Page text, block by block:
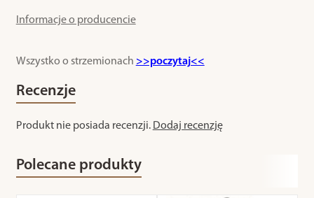
Informacje o producencie
Wszystko o strzemionach >>poczytaj<<
Recenzje
Produkt nie posiada recenzji. Dodaj recenzję
Polecane produkty